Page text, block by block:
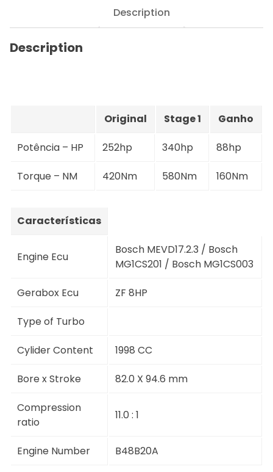
Description
Description
Original Stage 1 Ganho
Potência – HP 252hp 340hp 88hp
Torque – NM 420Nm 580Nm 160Nm
Características
Engine Ecu
Bosch MEVD17.2.3 / Bosch
MG1CS201 / Bosch MG1CS003
Gerabox Ecu ZF 8HP
Type of Turbo
Cylider Content 1998 CC
Bore x Stroke 82.0 X 94.6 mm
Compression
ratio
11.0 : 1
Engine Number B48B20A